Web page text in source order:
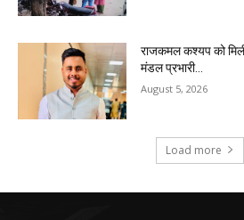
राजकमल कश्यप को
मंडल प्रभारी…
August 5, 2026
Load more